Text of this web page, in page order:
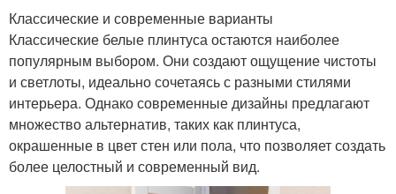
Классические и современные варианты
Классические белые плинтуса остаются наиболее
популярным выбором. Они создают ощущение чистоты
и светлоты, идеально сочетаясь с разными стилями
интерьера. Однако современные дизайны предлагают
множество альтернатив, таких как плинтуса,
окрашенные в цвет стен или пола, что позволяет создать
более целостный и современный вид.